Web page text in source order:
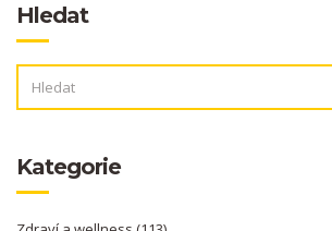
Hledat
Kategorie